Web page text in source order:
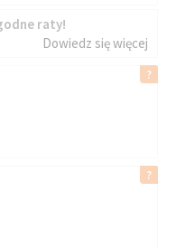
raty!
Dowiedz się więcej